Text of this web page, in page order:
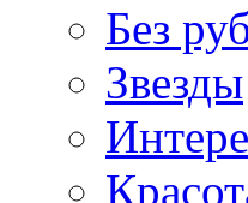
Без
Звезды